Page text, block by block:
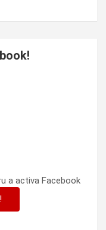
a activa Facebook